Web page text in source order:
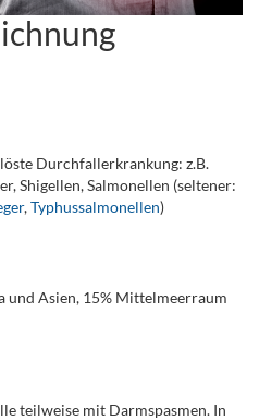
Durchfallerkrankung: z.B.
Shigellen, Salmonellen (seltener:
,Typhussalmonellen)
und Asien, 15% Mittelmeerraum
teilweise mit Darmspasmen. In